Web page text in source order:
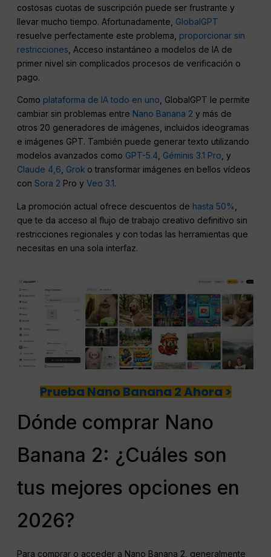
costosas cuotas de suscripción puede ser frustrante y
llevar mucho tiempo. Afortunadamente, GlobalGPT
resuelve perfectamente este problema, proporcionar sin
restricciones , Acceso instantáneo a modelos de IA de
primer nivel sin complicados procesos de verificación o
pago.
Como plataforma de IA todo en uno, GlobalGPT le permite
cambiar sin problemas entre Nano Banana 2 y más de
otros 20 generadores de imágenes, incluidos ideogramas
e imágenes GPT. También puede generar texto utilizando
modelos avanzados como GPT-5.4, Géminis 3.1 Pro, y
Claude 4,6, Grok o transformar imágenes en bellos vídeos
conSora 2 Pro yVeo 3.1.
La promoción actual ofrece descuentos de hasta 50%
que te da acceso al flujo de trabajo creativo definitivo sin
restricciones regionales y con todas las herramientas que
necesitas en una sola interfaz.
Prueba Nano Banana 2 Ahora >
Dónde comprar Nano
Banana 2: ¿Cuáles son
tus mejores opciones en
2026?
Para comprar o acceder a Nano Banana 2, generalmente